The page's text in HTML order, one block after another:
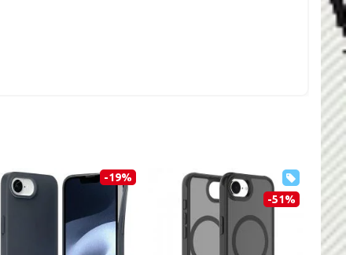
-78%
-41% -